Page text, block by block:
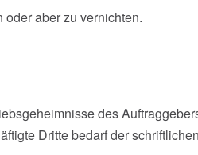
aber zu vernichten.
des
Dritte bedarf der schriftlichen